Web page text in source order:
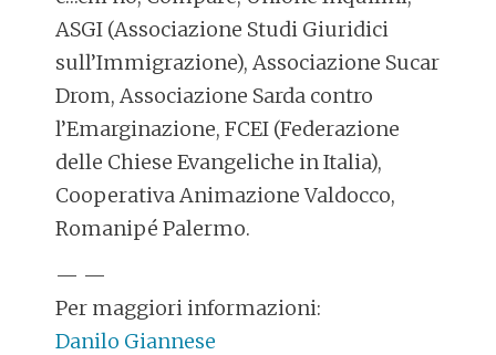
ASGI (Associazione Studi Giuridici
sull’Immigrazione), Associazione Sucar
Drom, Associazione Sarda contro
l’Emarginazione, FCEI (Federazione
delle Chiese Evangeliche in Italia),
Cooperativa Animazione Valdocco,
Romanipé Palermo.
— —
Per maggiori informazioni:
Danilo Giannese